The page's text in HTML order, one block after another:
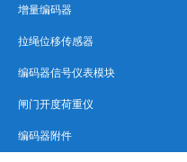
增量编码器
拉绳位移传感器
编码器信号仪表模块
闸门开度荷重仪
编码器附件